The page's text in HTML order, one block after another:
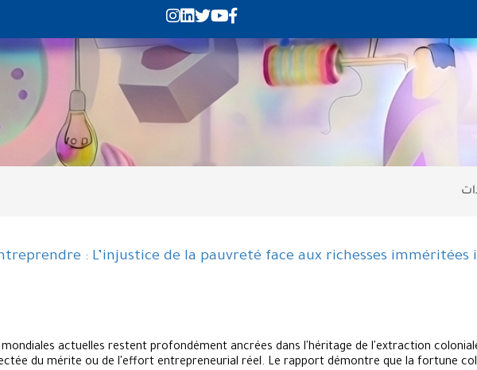
: L’injustice de la pauvreté face aux richesses imméritées
actuelles restent profondément ancrées dans l'héritage de l'extraction
du mérite ou de l'effort entrepreneurial réel. Le rapport démontre que la fortune